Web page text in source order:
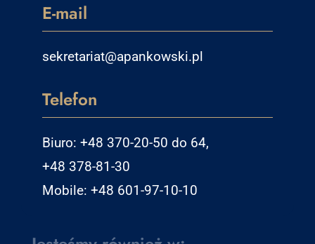
E-mail
sekretariat@apankowski.pl
Telefon
Biuro: +48 370-20-50 do 64,
+48 378-81-30
Mobile: +48 601-97-10-10